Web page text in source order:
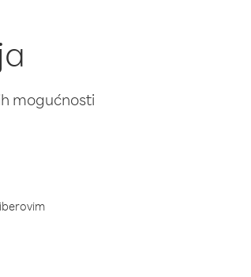
mogućnosti